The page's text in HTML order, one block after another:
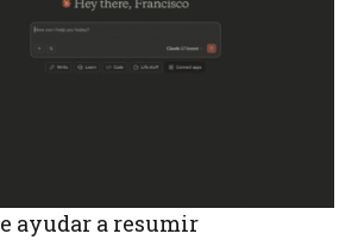
ayudar a resumir